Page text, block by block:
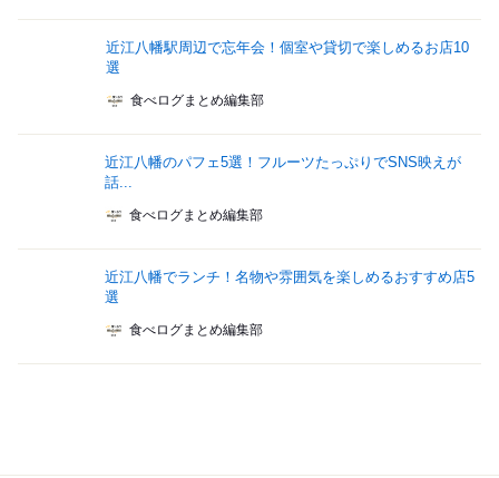
近江八幡駅周辺で忘年会！個室や貸切で楽しめるお店10
選
食べログまとめ編集部
近江八幡のパフェ5選！フルーツたっぷりでSNS映えが
話...
食べログまとめ編集部
近江八幡でランチ！名物や雰囲気を楽しめるおすすめ店5
選
食べログまとめ編集部